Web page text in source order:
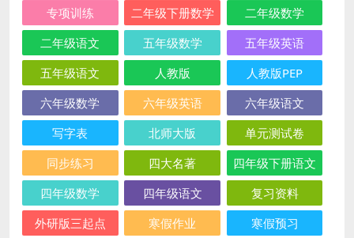
专项训练
二年级下册数学
二年级数学
二年级语文
五年级数学
五年级英语
五年级语文
人教版
人教版PEP
六年级数学
六年级英语
六年级语文
写字表
北师大版
单元测试卷
同步练习
四大名著
四年级下册语文
四年级数学
四年级语文
复习资料
外研版三起点
寒假作业 寒假预习